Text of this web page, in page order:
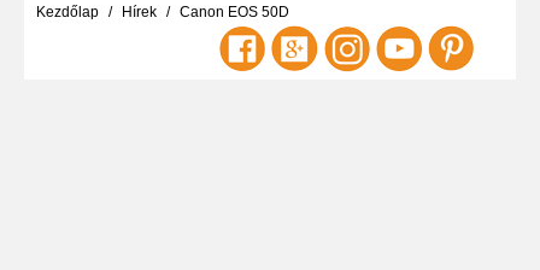
Kezdőlap Hírek Canon EOS 50D